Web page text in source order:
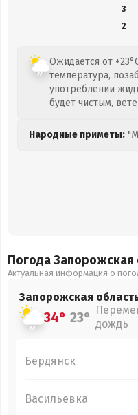
3
2
Ожидается от
температура,
употреблении
будет чистым,
Народные приметы:
Погода Запорожская
Актуальная информация о
Запорожская
34° 23° дождь
Бердянск
Васильевка